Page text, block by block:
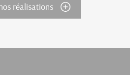
réalisations